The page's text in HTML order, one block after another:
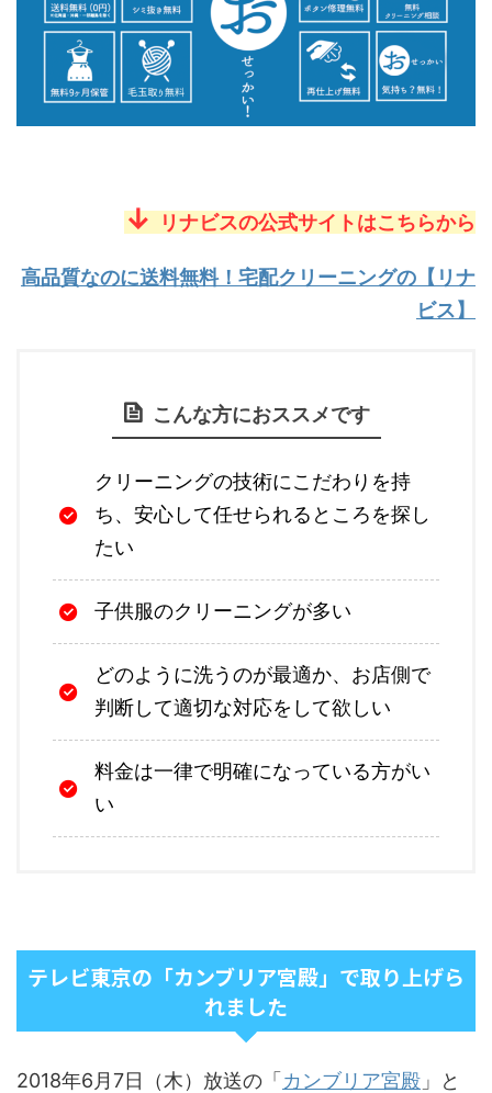
↓ リナビスの公式サイトはこちらから
高品質なのに送料無料！宅配クリーニングの【リナ
ビス】
こんな方におススメです
クリーニングの技術にこだわりを持
ち、安心して任せられるところを探し
たい
子供服のクリーニングが多い
どのように洗うのが最適か、お店側で
判断して適切な対応をして欲しい
料金は一律で明確になっている方がい
い
テレビ東京の「カンブリア宮殿」で取り上げら
れました
2018年6月7日（木）放送の「 カンブリア宮殿 」と